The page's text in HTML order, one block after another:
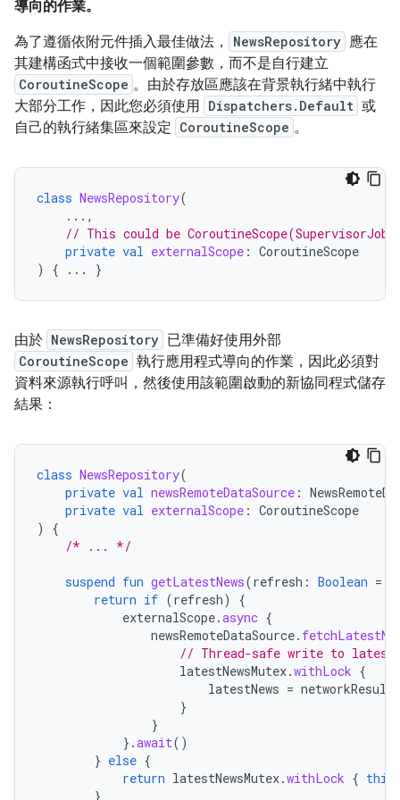
導向的作業。
為了遵循依附元件插入最佳做法，
NewsRepository 應在
其建構函式中接收一個範圍參數，而不是自行建立
CoroutineScope 。由於存放區應該在背景執行緒中執行
大部分工作，因此您必須使用 Dispatchers.Default 或
自己的執行緒集區來設定 CoroutineScope 。
class NewsRepository(
...,
// This could be
private val externalScope : CoroutineScope
)
{ ... }
由於 NewsRepository 已準備好使用外部
CoroutineScope 執行應用程式導向的作業，因此必須對
資料來源執行呼叫，然後使用該範圍啟動的新協同程式儲存
結果：
class NewsRepository(
private val newsRemoteDataSource :
private val externalScope : CoroutineScope
)
{
/* ... */
suspend fun getLatestNews(refresh : Boolean =
return if (refresh)
{
externalScope.async {
newsRemoteDataSource.
// Thread-safe write to
latestNewsMutex.withLock {
latestNews = networkResult
}
}
}.await()
} else {
return latestNewsMutex.withLock { this
}